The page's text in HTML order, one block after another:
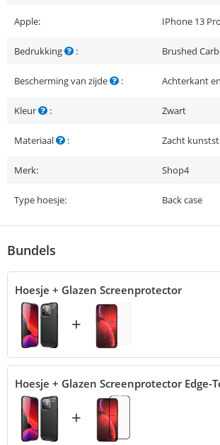
Apple: IPhone 13 Pro
Bedrukking : Brushed
Bescherming van zijde : Achterkant
Kleur : Zwart
Materiaal : Zacht
Merk: Shop4
Type hoesje: Back case
Bundels
Hoesje + Glazen Screenprotector
+
Hoesje + Glazen Screenprotector Edge-
+